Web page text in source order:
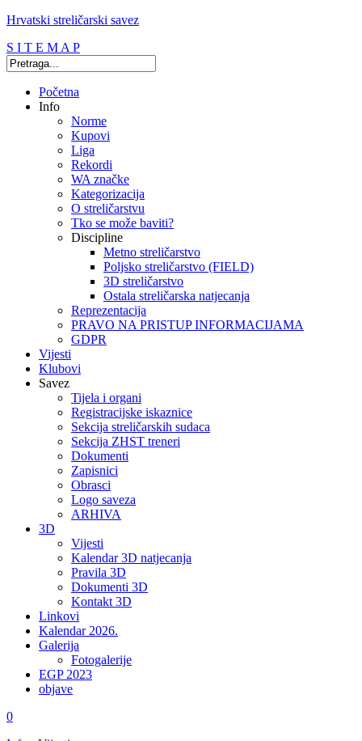
Hrvatski streličarski savez
S I T E M A P
Početna
Info
Norme
Kupovi
Liga
Rekordi
WA značke
Kategorizacija
O streličarstvu
Tko se može baviti?
Discipline
Metno streličarstvo
Poljsko streličarstvo (FIELD)
3D streličarstvo
Ostala streličarska natjecanja
Reprezentacija
PRAVO NA PRISTUP INFORMACIJAMA
GDPR
Vijesti
Klubovi
Savez
Tijela i organi
Registracijske iskaznice
Sekcija streličarskih sudaca
Sekcija ZHST treneri
Dokumenti
Zapisnici
Obrasci
Logo saveza
ARHIVA
3D
Vijesti
Kalendar 3D natjecanja
Pravila 3D
Dokumenti 3D
Kontakt 3D
Linkovi
Kalendar 2026.
Galerija
Fotogalerije
EGP 2023
objave
0